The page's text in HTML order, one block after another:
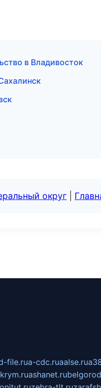
в Владивосток
округ
file.rua-cdc.ruaalse.ru
ashanet.ru